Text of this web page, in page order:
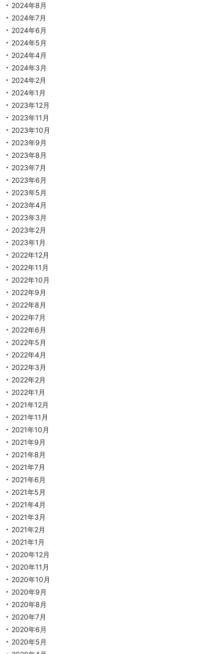
2024年8月
2024年7月
2024年6月
2024年5月
2024年4月
2024年3月
2024年2月
2024年1月
2023年12月
2023年11月
2023年10月
2023年9月
2023年8月
2023年7月
2023年6月
2023年5月
2023年4月
2023年3月
2023年2月
2023年1月
2022年12月
2022年11月
2022年10月
2022年9月
2022年8月
2022年7月
2022年6月
2022年5月
2022年4月
2022年3月
2022年2月
2022年1月
2021年12月
2021年11月
2021年10月
2021年9月
2021年8月
2021年7月
2021年6月
2021年5月
2021年4月
2021年3月
2021年2月
2021年1月
2020年12月
2020年11月
2020年10月
2020年9月
2020年8月
2020年7月
2020年6月
2020年5月